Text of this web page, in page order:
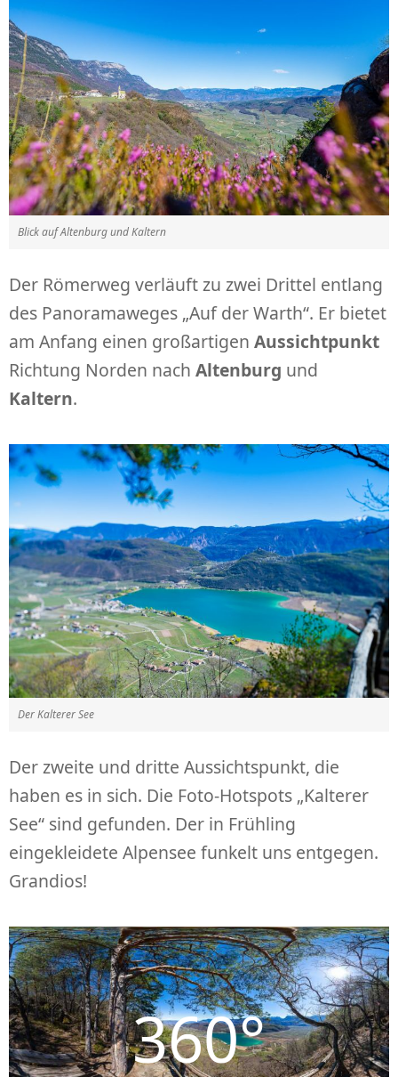
Blick auf Altenburg und Kaltern
Der Römerweg verläuft zu zwei Drittel entlang
des Panoramaweges „Auf der Warth“. Er bietet
am Anfang einen großartigen Aussichtpunkt
Richtung Norden nach Altenburg und
Kaltern.
Der Kalterer See
Der zweite und dritte Aussichtspunkt, die
haben es in sich. Die Foto-Hotspots „Kalterer
See“ sind gefunden. Der in Frühling
eingekleidete Alpensee funkelt uns entgegen.
Grandios!